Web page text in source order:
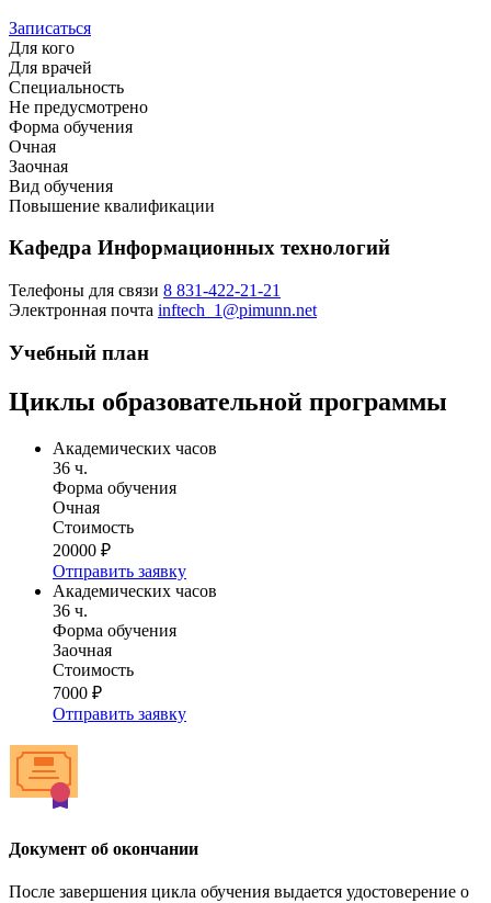
Записаться
Для кого
Для врачей
Специальность
Не предусмотрено
Форма обучения
Очная
Заочная
Вид обучения
Повышение квалификации
Кафедра Информационных технологий
Телефоны для связи 8 831-422-21-21
Электронная почта inftech_1@pimunn.net
Учебный план
Циклы образовательной программы
Академических часов
36 ч.
Форма обучения
Очная
Стоимость
20000 ₽
Отправить заявку
Академических часов
36 ч.
Форма обучения
Заочная
Стоимость
7000 ₽
Отправить заявку
Документ об окончании
После завершения цикла обучения выдается удостоверение о